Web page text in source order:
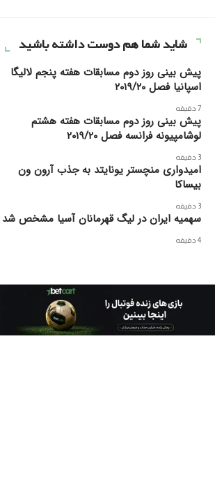
شاید شما هم دوست داشته باشید
پیش بینی روز دوم مسابقات هفته پنجم لالیگا
اسپانیا فصل ۲۰۱۹/۲۰
7 دقیقه
پیش بینی روز دوم مسابقات هفته هشتم
لوشامپیونه فرانسه فصل ۲۰۱۹/۲۰
3 دقیقه
امیدواری منچستر یونایتد به جذب آرون ون
بیساکا
3 دقیقه
سهمیه ایران در لیگ قهرمانان آسیا مشخص شد
4 دقیقه